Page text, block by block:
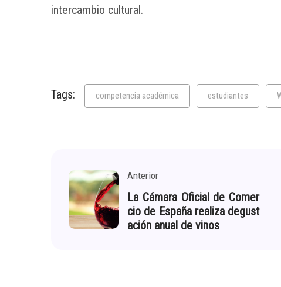
intercambio cultural.
Tags: competencia académica estudiantes
Anterior
La Cámara Oficial de Comer
cio de España realiza degust
ación anual de vinos